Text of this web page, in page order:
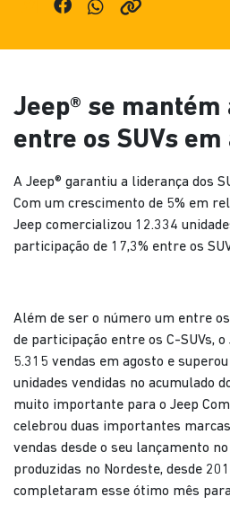
Jeep® se mantém
entre os SUVs em
A Jeep® garantiu a liderança dos
Com um crescimento de 5% em
Jeep comercializou 12.334
participação de 17,3% entre os
Além de ser o número um entre os
de participação entre os C-SUVs,
5.315 vendas em agosto e
unidades vendidas no acumulado
muito importante para o Jeep
celebrou duas importantes
vendas desde o seu lançamento
produzidas no Nordeste, desde
completaram esse ótimo mês